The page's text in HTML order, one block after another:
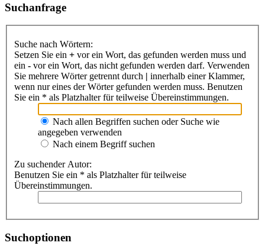
Suchanfrage
Suche nach Wörtern:
Setzen Sie ein + vor ein Wort, das gefunden werden muss und
ein - vor ein Wort, das nicht gefunden werden darf. Verwenden
Sie mehrere Wörter getrennt durch | innerhalb einer Klammer,
wenn nur eines der Wörter gefunden werden muss. Benutzen
Sie ein * als Platzhalter für teilweise Übereinstimmungen.
Nach allen Begriffen suchen oder Suche wie
angegeben verwenden
Nach einem Begriff suchen
Zu suchender Autor:
Benutzen Sie ein * als Platzhalter für teilweise
Übereinstimmungen.
Suchoptionen